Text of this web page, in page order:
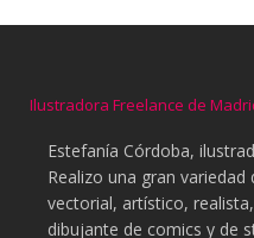
Ilustradora Freelance de
Estefanía Córdoba,
Realizo una gran
vectorial, artístico,
dibujante de comics y de